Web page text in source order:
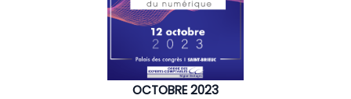
OCTOBRE 2023